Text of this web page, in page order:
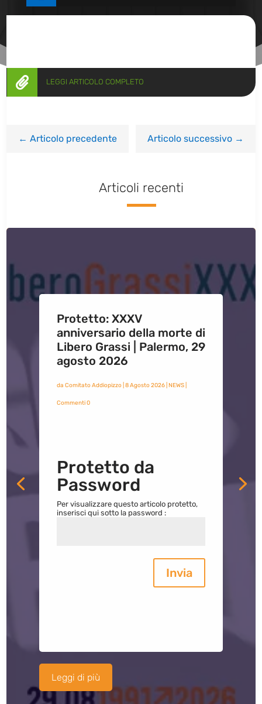
 LEGGI ARTICOLO COMPLETO
←Articolo precedente Articolo successivo→
Articoli recenti
Protetto: XXXV
anniversario della morte di
Libero Grassi | Palermo, 29
agosto 2026
da Comitato Addiopizzo| 8 Agosto 2026| NEWS|
Commenti 0
Protetto da
Password
Per visualizzare questo articolo protetto,
inserisci qui sotto la password :
Invia
Leggi di più